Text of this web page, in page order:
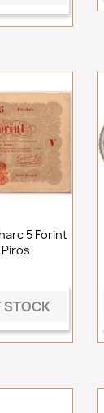
5 Forint
STOCK